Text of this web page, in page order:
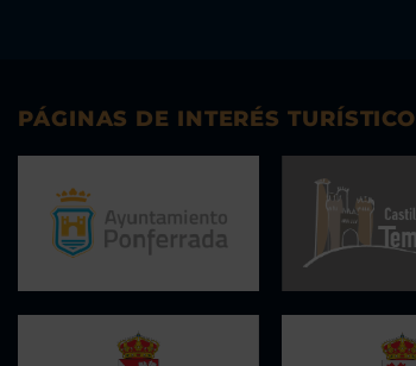
PÁGINAS DE INTERÉS TURÍSTICO